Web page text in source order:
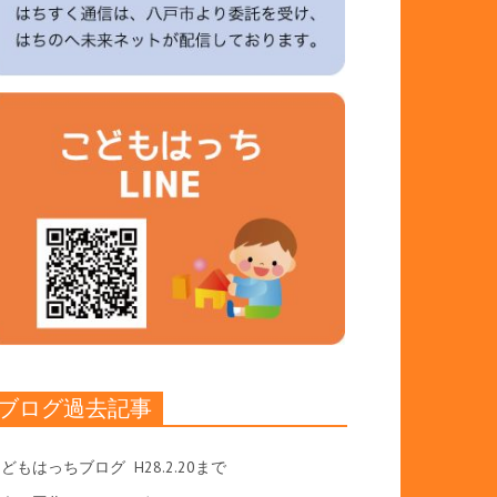
ログ過去記事
もはっちブログ H28.2.20まで